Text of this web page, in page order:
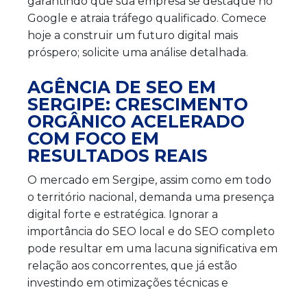
Google e atraia tráfego qualificado. Comece
hoje a construir um futuro digital mais
próspero; solicite uma análise detalhada.
AGÊNCIA DE SEO EM
SERGIPE: CRESCIMENTO
ORGÂNICO ACELERADO
COM FOCO EM
RESULTADOS REAIS
O mercado em Sergipe, assim como em todo
o território nacional, demanda uma presença
digital forte e estratégica. Ignorar a
importância do SEO local e do SEO completo
pode resultar em uma lacuna significativa em
relação aos concorrentes, que já estão
investindo em otimizações técnicas e